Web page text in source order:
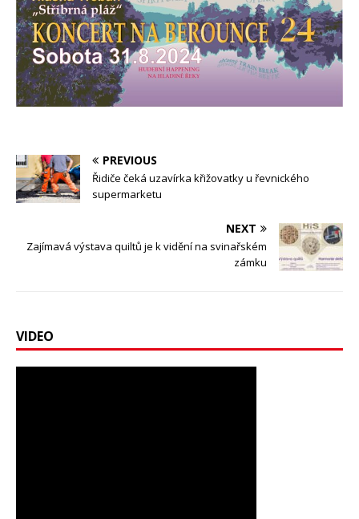
PREVIOUS
Řidiče čeká uzavírka křižovatky u řevnického
supermarketu
NEXT
Zajímavá výstava quiltů je k vidění na svinařském
zámku
VIDEO